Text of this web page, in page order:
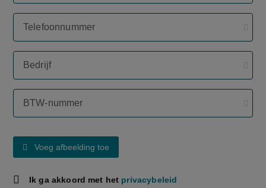
Telefoonnummer
Bedrijf
BTW-nummer
Voeg afbeelding toe
Ik ga akkoord met het privacybeleid